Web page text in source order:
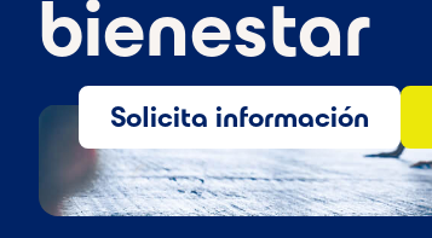
bienestar
Solicita información